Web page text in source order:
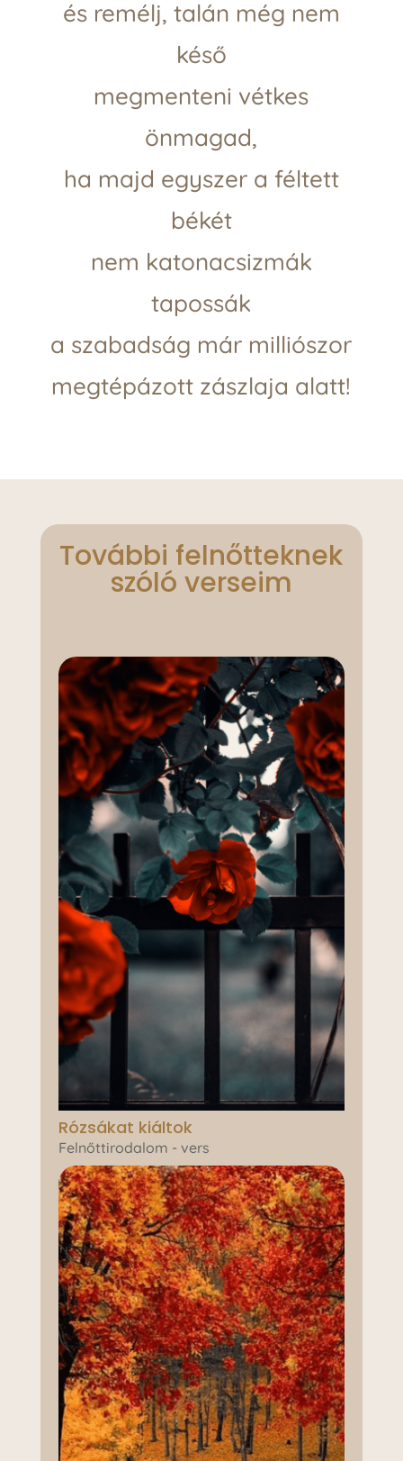
és remélj, talán még nem
késő
megmenteni vétkes
önmagad,
ha majd egyszer a féltett
békét
nem katonacsizmák
tapossák
a szabadság már milliószor
megtépázott zászlaja alatt!
További felnőtteknek
szóló verseim
Rózsákat kiáltok
Felnőttirodalom - vers